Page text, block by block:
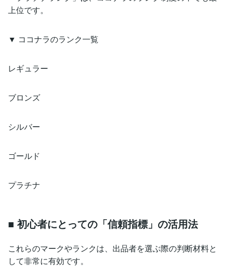
上位です。
▼ ココナラのランク一覧
レギュラー
ブロンズ
シルバー
ゴールド
プラチナ
■ 初心者にとっての「信頼指標」の活用法
これらのマークやランクは、出品者を選ぶ際の判断材料と
して非常に有効です。